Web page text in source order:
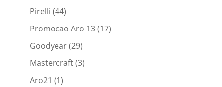
Pirelli (44)
Promocao Aro 13(17)
Goodyear(29)
Mastercraft(3)
Aro21 (1)